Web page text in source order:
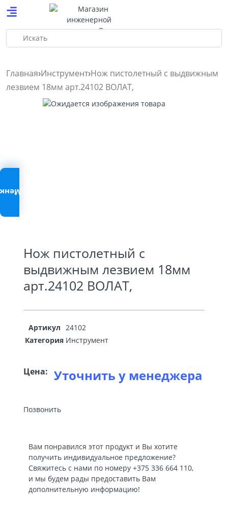
Искать
Главная Инструмент Нож пистолетный с выдвижным
лезвием 18мм арт.24102 ВОЛАТ,
Нож пистолетный с
выдвижным лезвием 18мм
арт.24102 ВОЛАТ,
Артикул 24102
Категория Инструмент
Цена: Уточнить у менеджера
Позвонить
Вам понравился этот продукт и Вы хотите
получить индивидуальное предложение?
Свяжитесь с нами по номеру +375 336 664 110,
и мы будем рады предоставить Вам
дополнительную информацию!